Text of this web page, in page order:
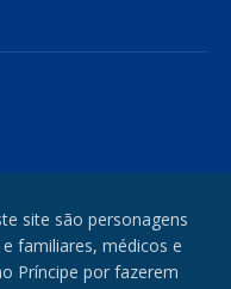
site são personagens
familiares, médicos e
Príncipe por fazerem